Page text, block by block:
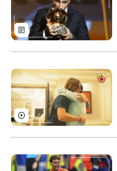
Xu hướng